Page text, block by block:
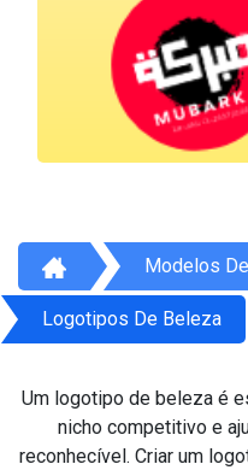
Modelos
Logotipos De Beleza
Um logotipo de beleza é
nicho competitivo e
reconhecível. Criar um